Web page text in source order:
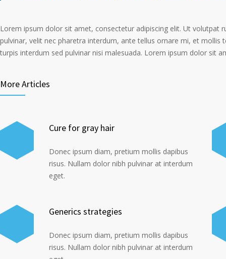
Lorem ipsum dolor sit amet, consectetur adipiscing elit. Ut volutpat
pulvinar, velit nec pharetra interdum, ante tellus ornare mi, et mollis
turpis interdum sed pulvinar nisi malesuada. Lorem ipsum dolor sit
More Articles
Cure for gray hair
Donec ipsum diam, pretium mollis dapibus
risus. Nullam dolor nibh pulvinar at interdum
eget.
Generics strategies
Donec ipsum diam, pretium mollis dapibus
risus. Nullam dolor nibh pulvinar at interdum